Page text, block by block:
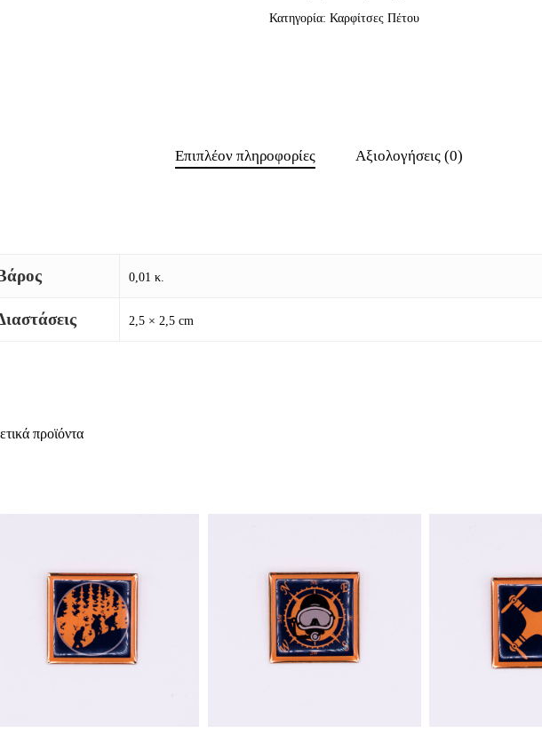
Κατηγορία: Καρφίτσες Πέτου
Επιπλέον πληροφορίες Αξιολογήσεις (0)
0,01 κ.
2,5 × 2,5 cm
προϊόντα